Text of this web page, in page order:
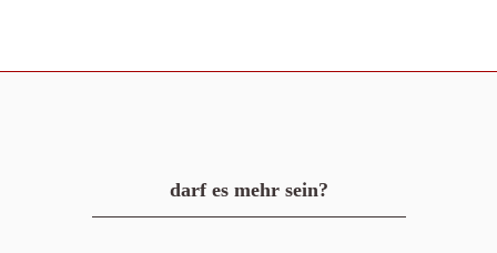
darf es mehr sein?